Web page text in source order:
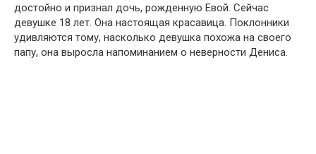
достойно и признал дочь, рожденную Евой. Сейчас
девушке 18 лет. Она настоящая красавица. Поклонники
удивляются тому, насколько девушка похожа на своего
папу, она выросла напоминанием о неверности Дениса.